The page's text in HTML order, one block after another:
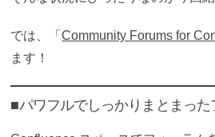
では、「Community Forums for
ます！
■パワフルでしっかりまとまっ